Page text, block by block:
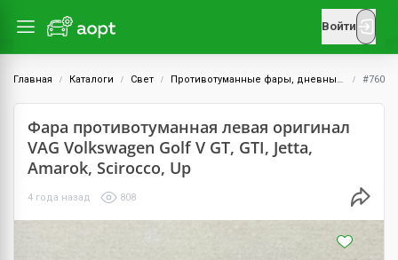
Войти
Главная Каталоги Свет Противотуманные фары, дневные ходовые огни #760
Фара противотуманная левая оригинал
VAG Volkswagen Golf V GT, GTI, Jetta,
Amarok, Scirocco, Up
4 года назад 808